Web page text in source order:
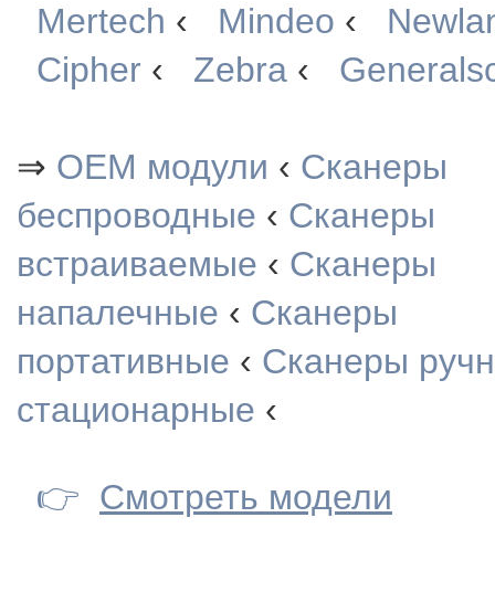
Mertech ‹ Mindeo ‹
Cipher ‹ Zebra ‹
⇒ OEM модули ‹ Сканеры
беспроводные ‹ Сканеры
встраиваемые ‹ Сканеры
напалечные ‹ Сканеры
портативные ‹ Сканеры
стационарные ‹
👉 Смотреть модели